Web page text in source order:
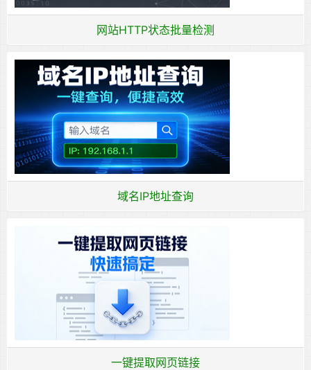
网站HTTP状态批量检测
域名IP地址查询
一键提取网页链接